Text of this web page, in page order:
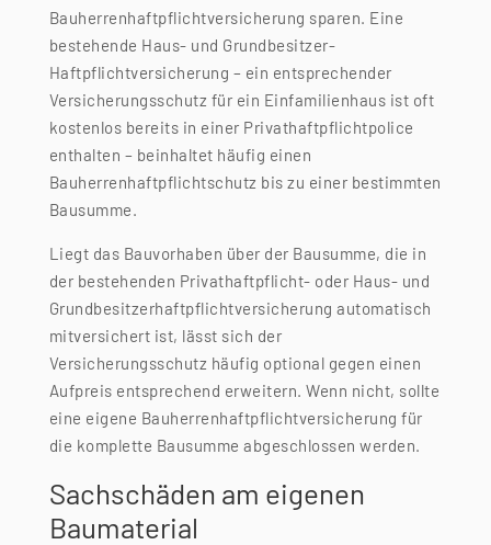
Bauherrenhaftpflichtversicherung sparen. Eine
bestehende Haus- und Grundbesitzer-
Haftpflichtversicherung – ein entsprechender
Versicherungsschutz für ein Einfamilienhaus ist oft
kostenlos bereits in einer Privathaftpflichtpolice
enthalten – beinhaltet häufig einen
Bauherrenhaftpflichtschutz bis zu einer bestimmten
Bausumme.
Liegt das Bauvorhaben über der Bausumme, die in
der bestehenden Privathaftpflicht- oder Haus- und
Grundbesitzerhaftpflichtversicherung automatisch
mitversichert ist, lässt sich der
Versicherungsschutz häufig optional gegen einen
Aufpreis entsprechend erweitern. Wenn nicht, sollte
eine eigene Bauherrenhaftpflichtversicherung für
die komplette Bausumme abgeschlossen werden.
Sachschäden am eigenen
Baumaterial